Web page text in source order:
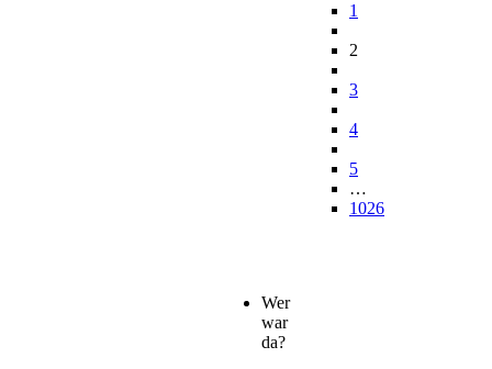
1
2
3
4
5
…
1026
Wer
war
da?